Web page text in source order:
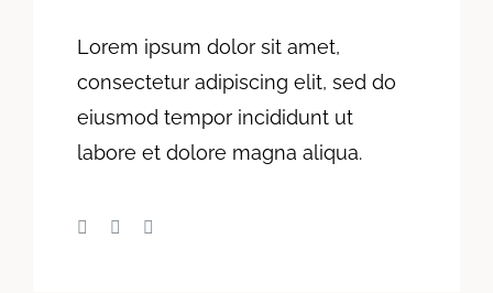
Lorem ipsum dolor sit amet,
consectetur adipiscing elit, sed do
eiusmod tempor incididunt ut
labore et dolore magna aliqua.